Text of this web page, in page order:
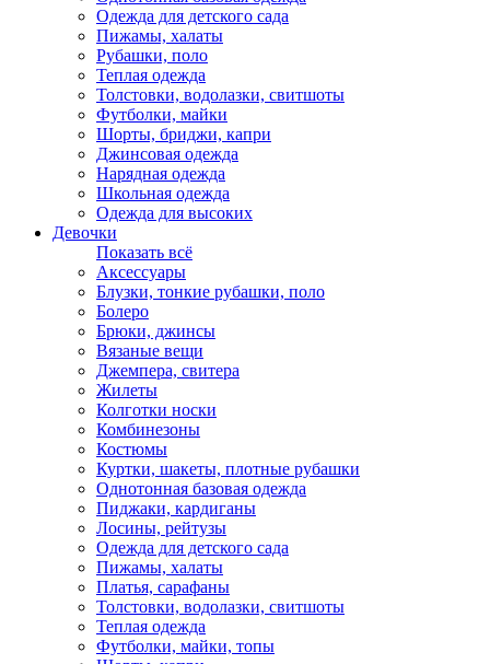
Одежда для детского сада
Пижамы, халаты
Рубашки, поло
Теплая одежда
Толстовки, водолазки, свитшоты
Футболки, майки
Шорты, бриджи, капри
Джинсовая одежда
Нарядная одежда
Школьная одежда
Одежда для высоких
Девочки
Показать всё
Аксессуары
Блузки, тонкие рубашки, поло
Болеро
Брюки, джинсы
Вязаные вещи
Джемпера, свитера
Жилеты
Колготки носки
Комбинезоны
Костюмы
Куртки, шакеты, плотные рубашки
Однотонная базовая одежда
Пиджаки, кардиганы
Лосины, рейтузы
Одежда для детского сада
Пижамы, халаты
Платья, сарафаны
Толстовки, водолазки, свитшоты
Теплая одежда
Футболки, майки, топы